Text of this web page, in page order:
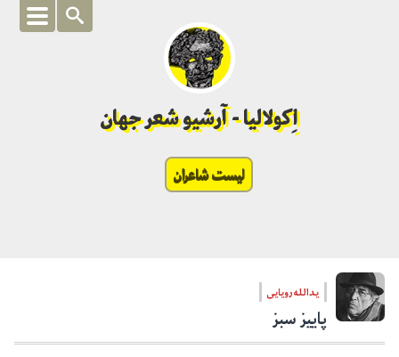
اِکولالیا - آرشیو شعر جهان
لیست شاعران
یدالله رویایی
پاییز سبز